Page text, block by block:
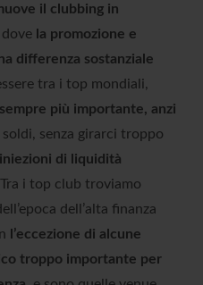
il clubbing in
dove la promozione e
differenza sostanziale
tra i top mondiali,
più importante, anzi
soldi, senza girarci troppo
di liquidità
Tra i top club troviamo
dell’alta finanza
l’eccezione di alcune
troppo importante per